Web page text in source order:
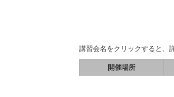
講習会名をクリックすると、
開催場所